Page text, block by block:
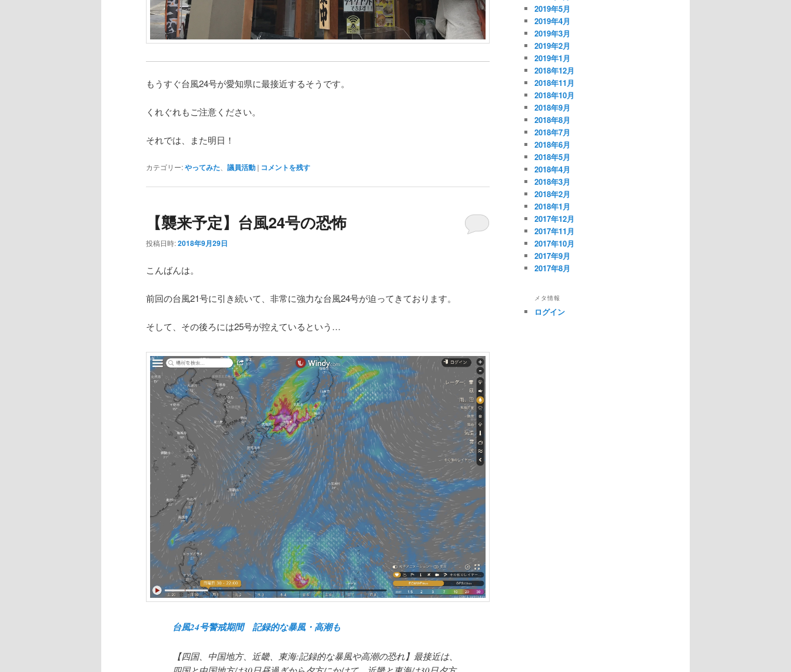
もうすぐ台風24号が愛知県に最接近するそうです。
くれぐれもご注意ください。
それでは、また明日！
カテゴリー:やってみた 議員活動 | コメントを残す
【襲来予定】台風24号の恐怖
投稿日時:2018年9月29日
こんばんは。
前回の台風21号に引き続いて、非常に強力な台風24号が迫ってきております。
そして、その後ろには25号が控えているという…
台風24号警戒期間 記録的な暴風・高潮も
【四国、中国地方、近畿、東海:記録的な暴風や高潮の恐れ】最接近は、
2019年5月
2019年4月
2019年3月
2019年2月
2019年1月
2018年12月
2018年11月
2018年10月
2018年9月
2018年8月
2018年7月
2018年6月
2018年5月
2018年4月
2018年3月
2018年2月
2018年1月
2017年12月
2017年11月
2017年10月
2017年9月
2017年8月
メタ情報
ログイン